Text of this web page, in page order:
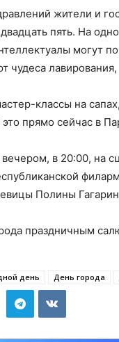
жители и
пять. На
могут
чудеса
классы на
прямо сейчас в
в 20:00, на
Полины
праздничным
день День города